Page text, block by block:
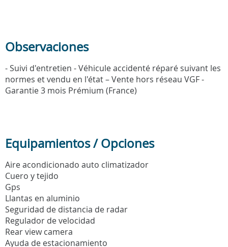
Observaciones
- Suivi d'entretien - Véhicule accidenté réparé suivant les
normes et vendu en l'état – Vente hors réseau VGF -
Garantie 3 mois Prémium (France)
Equipamientos / Opciones
Aire acondicionado auto climatizador
Cuero y tejido
Gps
Llantas en aluminio
Seguridad de distancia de radar
Regulador de velocidad
Rear view camera
Ayuda de estacionamiento